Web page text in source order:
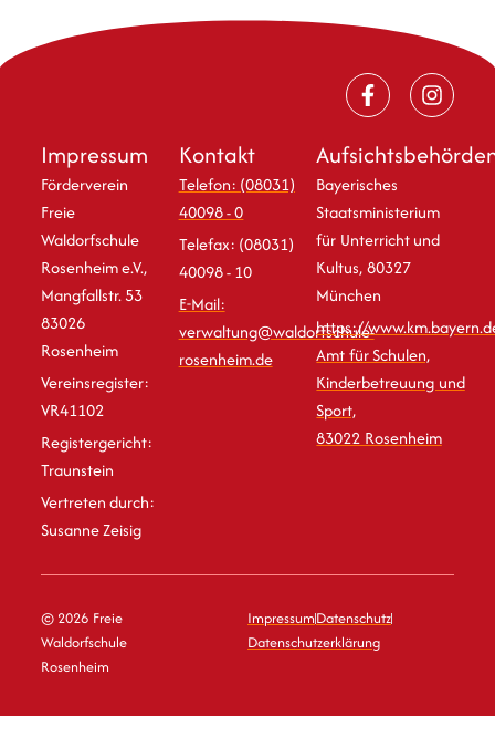
Impressum
Förderverein
Freie
Waldorfschule
Rosenheim e.V.,
Mangfallstr. 53
83026
Rosenheim
Vereinsregister:
VR41102
Registergericht:
Traunstein
Vertreten durch:
Susanne Zeisig
Kontakt
Telefon: (08031)
40098 - 0
Telefax: (08031)
40098 - 10
E-Mail:
verwaltung@waldorfschule-
rosenheim.de
Bayerisches
Staatsministerium
für Unterricht und
Kultus, 80327
München
https://
Amt für Schulen,
Kinderbetreuung und
Sport,
83022 Rosenheim
© 2026 Freie
Waldorfschule
Rosenheim
ImpressumDatenschutz
Datenschutzerklärung